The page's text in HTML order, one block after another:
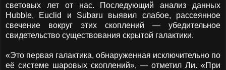
световых лет от нас. Последующий анализ данных
Hubble, Euclid и Subaru выявил слабое, рассеянное
свечение вокруг этих скоплений — убедительное
свидетельство существования скрытой галактики.
«Это первая галактика, обнаруженная исключительно по
её системе шаровых скоплений», — отметил Ли. «При